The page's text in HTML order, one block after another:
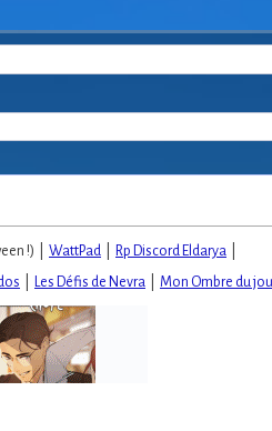
!) | WattPad Rp Discord Eldarya
Les Défis de Nevra Mon Ombre du